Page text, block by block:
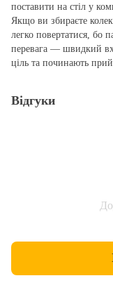
поставити на стіл у
Якщо ви збираєте
легко повертатися, бо
перевага — швидкий
ціль та починають
Відгуки